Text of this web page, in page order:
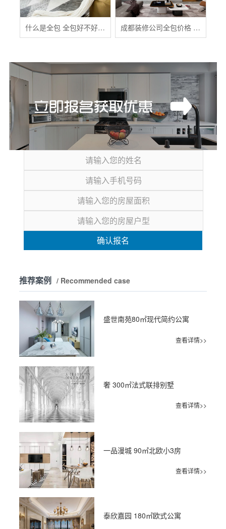
什么是全包 全包好不好 全包装修注意事项有哪些 成都装修公司全包价格 成都全包装修多少钱一平
确认报名
推荐案例 / Recommended case
盛世南苑80㎡现代简约公寓
查看详情>>
奢 300㎡法式联排别墅
查看详情>>
一品漫城 90㎡北欧小3房
查看详情>>
泰欣嘉园 180㎡欧式公寓